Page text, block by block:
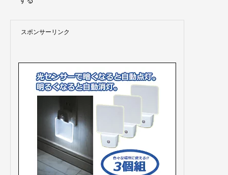
スポンサーリンク